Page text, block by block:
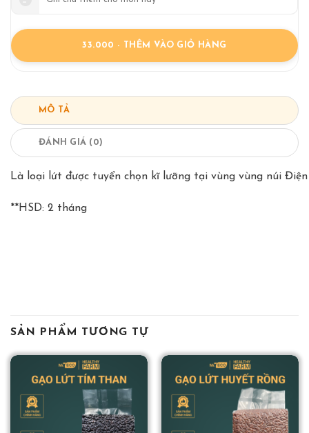
33.000 - THÊM VÀO GIỎ HÀNG
MÔ TẢ
ĐÁNH GIÁ (0)
Là loại lứt được tuyển chọn kĩ lưỡng tại vùng vùng núi
**HSD: 2 tháng
SẢN PHẨM TƯƠNG TỰ